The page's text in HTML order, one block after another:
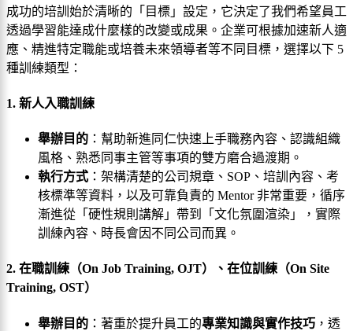
成功的培訓始於清晰的「目標」設定，它決定了我們希望員工
透過學習能達成什麼樣的改變或成果。企業可根據加速新人適
應、精進特定職能或培養未來領導者等不同目標，選擇以下 5
種訓練類型：
1. 新人入職訓練
舉辦目的 ：幫助新進同仁快速上手職務內容、認識組織
風格、熟悉同事主管等事項的雙方磨合過渡期。
執行方式 ：架構清楚的公司規章、SOP、培訓內容、考
核標準等資料，以及可靠負責的 Mentor 非常重要，循序
漸進從「硬性規則講解」帶到「文化氛圍渲染」，實際
訓練內容、時長會因不同公司而異。
2. 在職訓練（On Job Training, OJT）、在位訓練（On Site
Training, OST）
舉辦目的 ： 著重於提升員工的專業知識與實作技巧 ，透